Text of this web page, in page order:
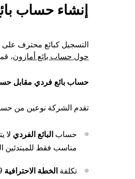
إنشاء حساب
التسجيل كبائع محترف على
حول حساب بائع أمازون،
حساب بائع فردي مقابل
تقدم الشركة نوعين من
حساب البائع الفردي
مناسب فقط للمبتدئين
تكلفة الخطة الاحترافية